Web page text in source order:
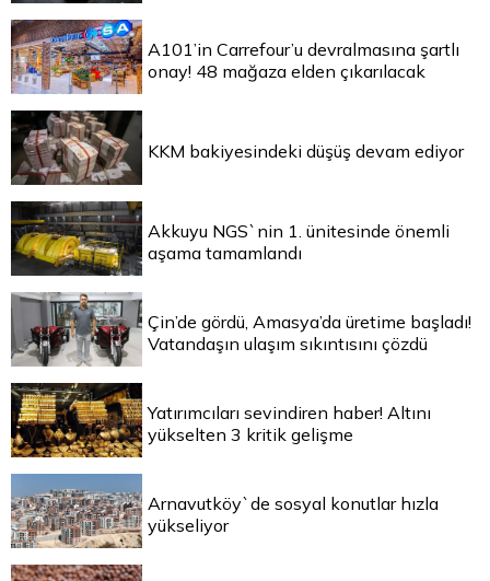
A101’in Carrefour’u devralmasına şartlı
onay! 48 mağaza elden çıkarılacak
KKM bakiyesindeki düşüş devam ediyor
Akkuyu NGS`nin 1. ünitesinde önemli
aşama tamamlandı
Çin’de gördü, Amasya’da üretime başladı!
Vatandaşın ulaşım sıkıntısını çözdü
Yatırımcıları sevindiren haber! Altını
yükselten 3 kritik gelişme
Arnavutköy`de sosyal konutlar hızla
yükseliyor